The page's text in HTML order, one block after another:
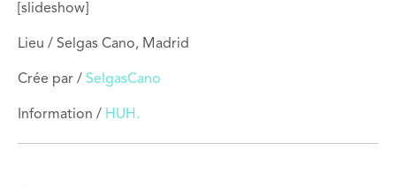
[slideshow]
Lieu / Selgas Cano, Madrid
Crée par / SelgasCano
Information / HUH.